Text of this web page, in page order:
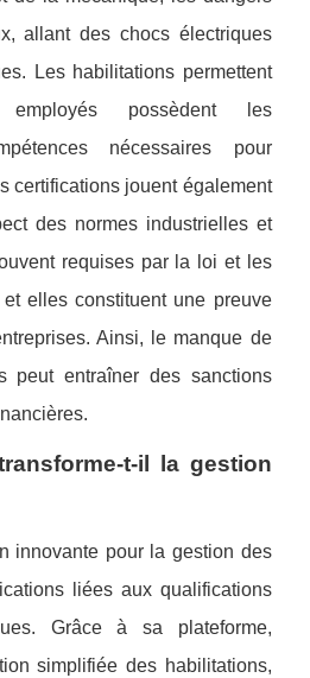
allant des chocs électriques
Les habilitations permettent
possèdent les
nécessaires pour
certifications jouent également
des normes industrielles et
requises par la loi et les
elles constituent une preuve
Ainsi, le manque de
peut entraîner des sanctions
t-il la gestion
innovante pour la gestion des
liées aux qualifications
Grâce à sa plateforme,
simplifiée des habilitations,